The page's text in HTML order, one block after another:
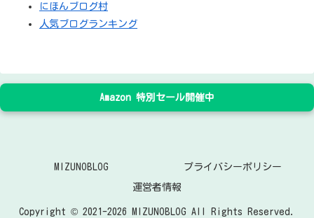
にほんブログ村
人気ブログランキング
Amazon 特別セール開催中
MIZUNOBLOG プライバシーポリシー
運営者情報
Copyright © 2021-2026 MIZUNOBLOG All Rights Reserved.